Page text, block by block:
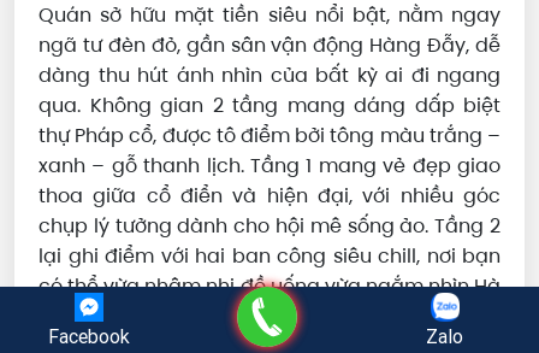
Quán sở hữu mặt tiền siêu nổi bật, nằm ngay
ngã tư đèn đỏ, gần sân vận động Hàng Đẫy, dễ
dàng thu hút ánh nhìn của bất kỳ ai đi ngang
qua. Không gian 2 tầng mang dáng dấp biệt
thự Pháp cổ, được tô điểm bởi tông màu trắng –
xanh – gỗ thanh lịch. Tầng 1 mang vẻ đẹp giao
thoa giữa cổ điển và hiện đại, với nhiều góc
chụp lý tưởng dành cho hội mê sống ảo. Tầng 2
lại ghi điểm với hai ban công siêu chill, nơi bạn
có thể vừa nhâm nhi đồ uống vừa ngắm nhìn Hà
Nội từ trên cao.
Facebook
Gọi điện
Zalo